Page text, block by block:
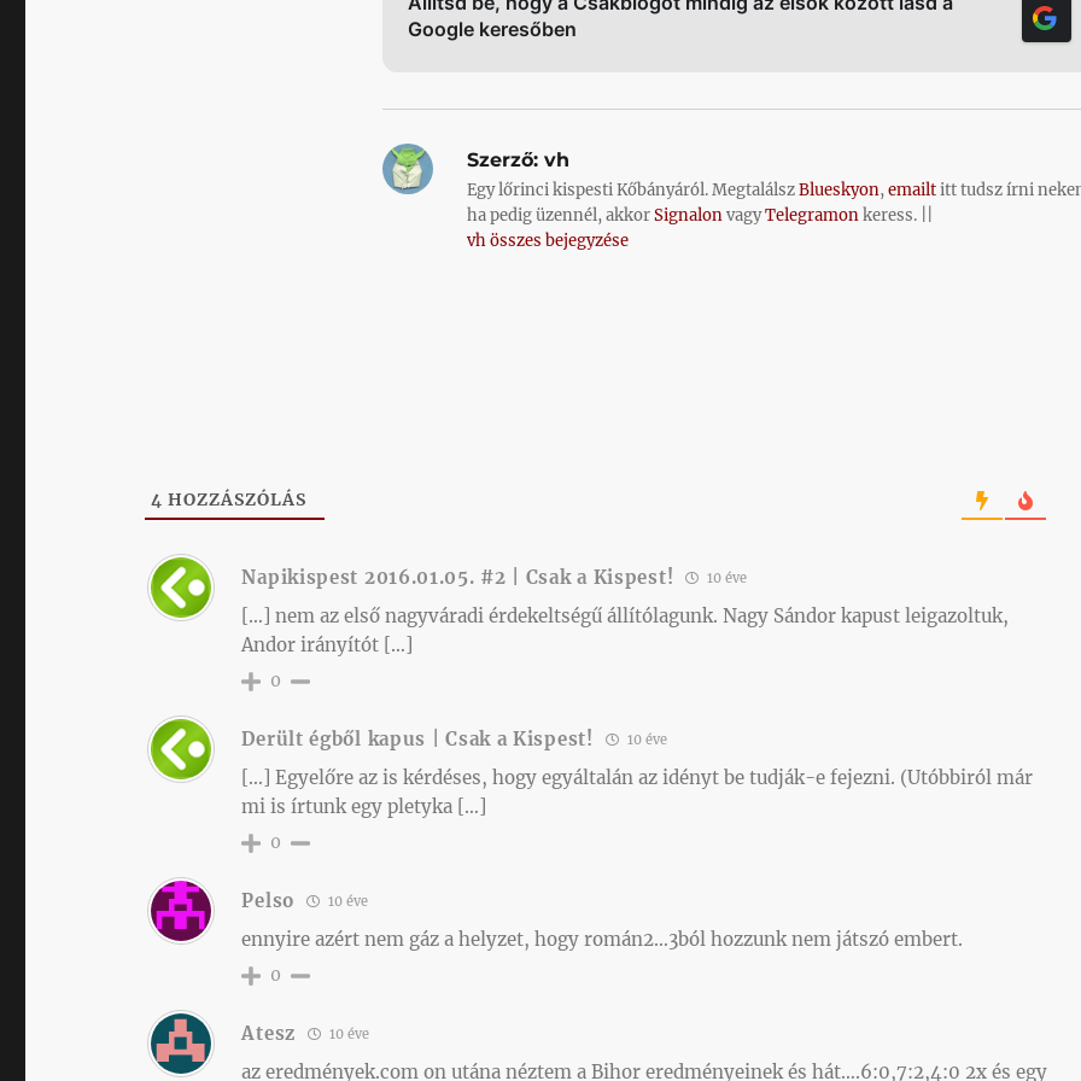
Google keresőben
Szerző:vh
Egy lőrinci kispesti Kőbányáról. MegtalálszBlueskyon,emailtitt tudsz írni
ha pedig üzennél, akkorSignalonvagyTelegramonkeress. ||
vh összes bejegyzése
4 HOZZÁSZÓLÁS
Napikispest 2016.01.05. #2 | Csak a Kispest! 10 éve
[…] nem az első nagyváradi érdekeltségű állítólagunk. Nagy Sándor kapust leigazoltuk,
Andor irányítót […]
0
Derült égből kapus | Csak a Kispest! 10 éve
[…] Egyelőre az is kérdéses, hogy egyáltalán az idényt be tudják-e fejezni. (Utóbbiról már
mi is írtunk egy pletyka […]
0
Pelso 10 éve
ennyire azért nem gáz a helyzet, hogy román2…3ból hozzunk nem játszó embert.
0
Atesz 10 éve
az eredmények.com on utána néztem a Bihor eredményeinek és hát….6:0,7:2,4:0 2x és egy